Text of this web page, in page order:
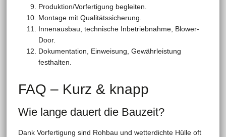
Produktion/Vorfertigung begleiten.
Montage mit Qualitätssicherung.
Innenausbau, technische Inbetriebnahme, Blower-
Door.
Dokumentation, Einweisung, Gewährleistung
festhalten.
FAQ – Kurz & knapp
Wie lange dauert die Bauzeit?
Dank Vorfertigung sind Rohbau und wetterdichte Hülle oft